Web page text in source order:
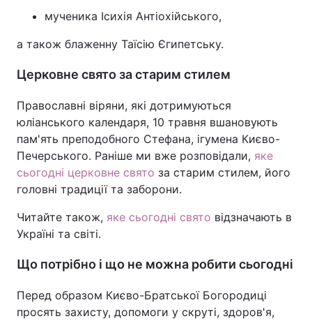
мученика Ісихія Антіохійського,
а також блаженну Таїсію Єгипетську.
Церковне свято за старим стилем
Православні віряни, які дотримуються
юліанського календаря, 10 травня вшановують
пам'ять преподобного Стефана, ігумена Києво-
Печерського. Раніше ми вже розповідали, яке
сьогодні церковне свято за старим стилем, його
головні традиції та заборони.
Читайте також, яке сьогодні свято відзначають в
Україні та світі.
Що потрібно і що не можна робити сьогодні
Перед образом Києво-Братської Богородиці
просять захисту, допомоги у скруті, здоров'я,